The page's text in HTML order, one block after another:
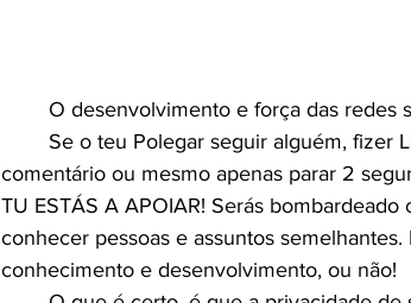
O desenvolvimento e força das redes
comentário ou mesmo apenas parar 2
TU ESTÁS A APOIAR! Serás
conhecer pessoas e assuntos
conhecimento e desenvolvimento, ou não!